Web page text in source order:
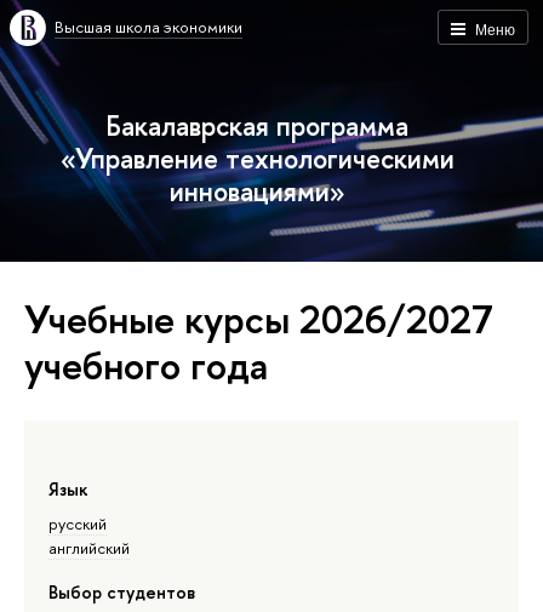
Меню
Высшая школа экономики
Бакалаврская программа
«Управление технологическими
инновациями»
Учебные курсы 2026/2027
учебного года
Язык
русский
английский
Выбор студентов